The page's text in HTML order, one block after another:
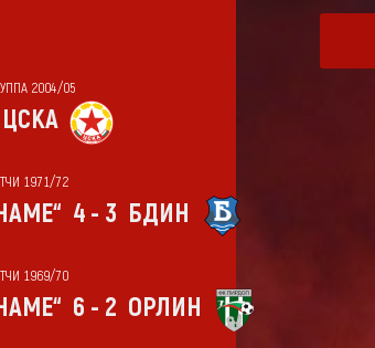
2004/05
ЦСКА
1971/72
4 - 3 БДИН
1969/70
6 - 2 ОРЛИН